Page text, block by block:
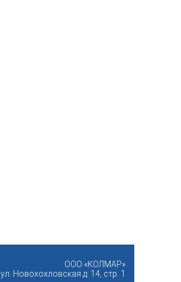
ООО «КОЛМАР»
ул. Новохохловская д. 14, стр. 1